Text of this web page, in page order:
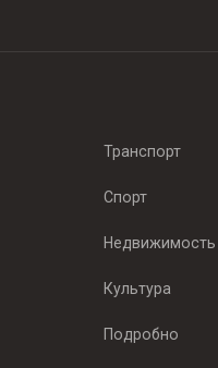
Транспорт
Спорт
Недвижимость
Культура
Подробно